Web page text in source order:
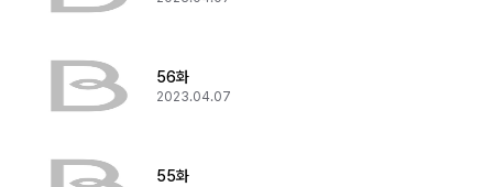
56화
2023.04.07
55화